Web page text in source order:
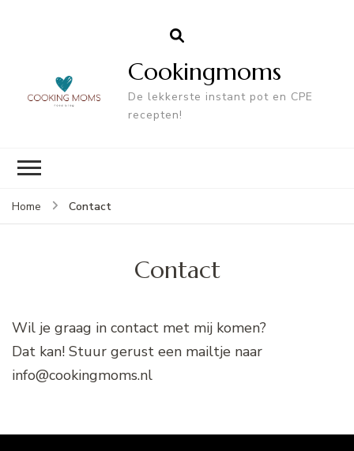
Cookingmoms
De lekkerste instant pot en CPE
recepten!
Home Contact
Contact
Wil je graag in contact met mij komen?
Dat kan! Stuur gerust een mailtje naar
info@cookingmoms.nl